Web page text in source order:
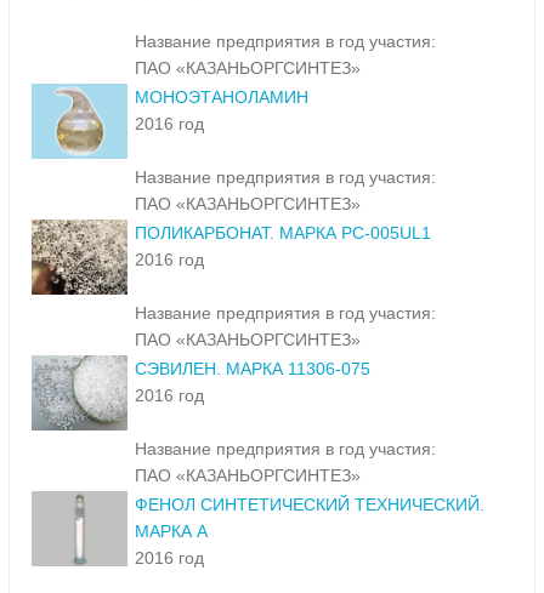
Название предприятия в год участия:
ПАО «КАЗАНЬОРГСИНТЕЗ»
МОНОЭТАНОЛАМИН
2016 год
Название предприятия в год участия:
ПАО «КАЗАНЬОРГСИНТЕЗ»
ПОЛИКАРБОНАТ. МАРКА PC-005UL1
2016 год
Название предприятия в год участия:
ПАО «КАЗАНЬОРГСИНТЕЗ»
СЭВИЛЕН. МАРКА 11306-075
2016 год
Название предприятия в год участия:
ПАО «КАЗАНЬОРГСИНТЕЗ»
ФЕНОЛ СИНТЕТИЧЕСКИЙ ТЕХНИЧЕСКИЙ.
МАРКА А
2016 год